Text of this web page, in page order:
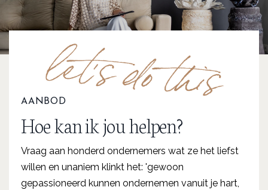
AANBOD
Hoe kan ik jou helpen?
Vraag aan honderd ondernemers wat ze het liefst
willen en unaniem klinkt het: 'gewoon
gepassioneerd kunnen ondernemen vanuit je hart,